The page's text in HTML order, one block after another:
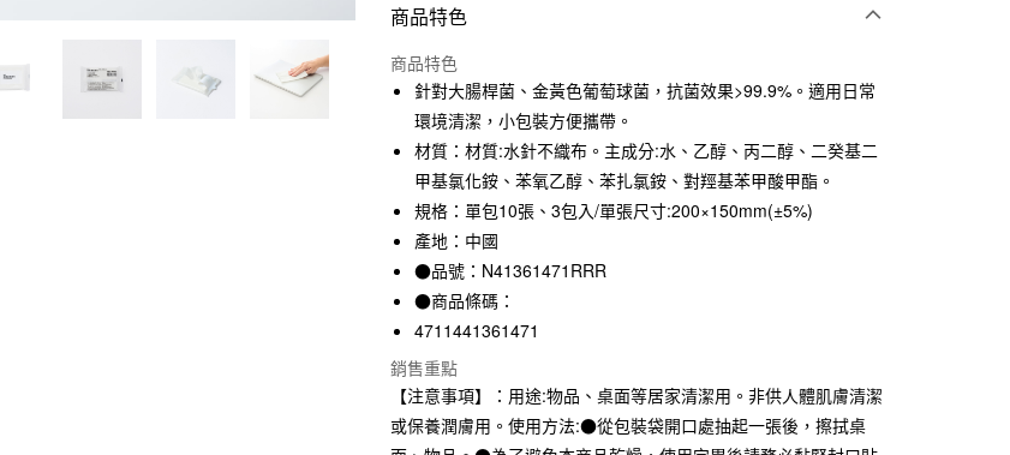
付款方式
信用卡一次付款
信用卡分期付款
3 期 0 利率 每期NT$16 21家銀行
合作金庫商業銀行
第一商業銀行
華南商業銀行
彰化商業銀行
上海商業儲蓄銀行
國泰世華商業銀行
臺灣中小企業銀行
匯豐（台灣）商業銀行
聯邦商業銀行
元大商業銀行
玉山商業銀行
台新國際商業銀行
中國信託商業銀行
台灣樂天信用卡公司
超商取貨付款
LINE Pay
Apple Pay
街口支付
悠遊付
運送方式
商品特色
商品特色
針對大腸桿菌、金黃色葡萄球菌，抗菌效果>99.9%。適用日常
環境清潔，小包裝方便攜帶。
材質：材質:水針不織布。主成分:水、乙醇、丙二醇、二癸基二
甲基氯化銨、苯氧乙醇、苯扎氯銨、對羥基苯甲酸甲酯。
規格：單包10張、3包入/單張尺寸:200×150mm(±5%)
產地：中國
●品號：N41361471RRR
●商品條碼：
4711441361471
銷售重點
【注意事項】：用途:物品、桌面等居家清潔用。非供人體肌膚清潔
或保養潤膚用。使用方法:●從包裝袋開口處抽起一張後，擦拭桌